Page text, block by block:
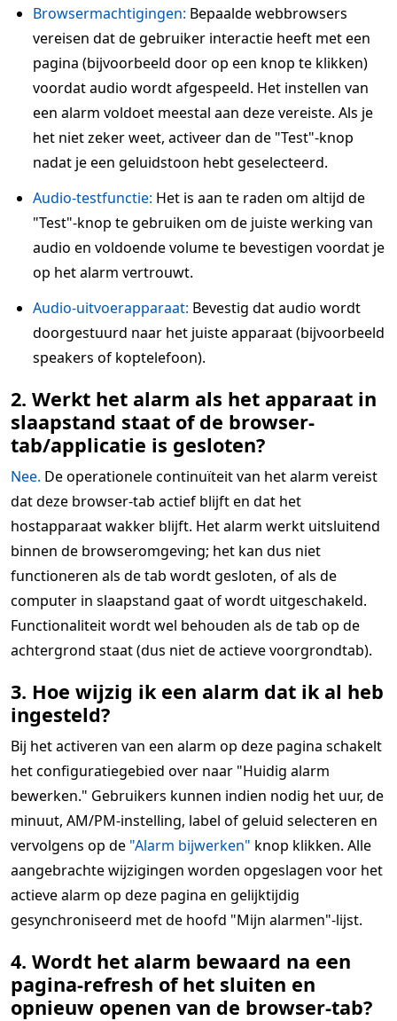
Browsermachtigingen: Bepaalde webbrowsers
vereisen dat de gebruiker interactie heeft met een
pagina (bijvoorbeeld door op een knop te klikken)
voordat audio wordt afgespeeld. Het instellen van
een alarm voldoet meestal aan deze vereiste. Als je
het niet zeker weet, activeer dan de "Test"-knop
nadat je een geluidstoon hebt geselecteerd.
Audio-testfunctie: Het is aan te raden om altijd de
"Test"-knop te gebruiken om de juiste werking van
audio en voldoende volume te bevestigen voordat je
op het alarm vertrouwt.
Audio-uitvoerapparaat: Bevestig dat audio wordt
doorgestuurd naar het juiste apparaat (bijvoorbeeld
speakers of koptelefoon).
2. Werkt het alarm als het apparaat in
slaapstand staat of de browser-
tab/applicatie is gesloten?
Nee. De operationele continuïteit van het alarm vereist
dat deze browser-tab actief blijft en dat het
hostapparaat wakker blijft. Het alarm werkt uitsluitend
binnen de browseromgeving; het kan dus niet
functioneren als de tab wordt gesloten, of als de
computer in slaapstand gaat of wordt uitgeschakeld.
Functionaliteit wordt wel behouden als de tab op de
achtergrond staat (dus niet de actieve voorgrondtab).
3. Hoe wijzig ik een alarm dat ik al heb
ingesteld?
Bij het activeren van een alarm op deze pagina schakelt
het configuratiegebied over naar "Huidig alarm
bewerken." Gebruikers kunnen indien nodig het uur, de
minuut, AM/PM-instelling, label of geluid selecteren en
vervolgens op de "Alarm bijwerken" knop klikken. Alle
aangebrachte wijzigingen worden opgeslagen voor het
actieve alarm op deze pagina en gelijktijdig
gesynchroniseerd met de hoofd "Mijn alarmen"-lijst.
4. Wordt het alarm bewaard na een
pagina-refresh of het sluiten en
opnieuw openen van de browser-tab?